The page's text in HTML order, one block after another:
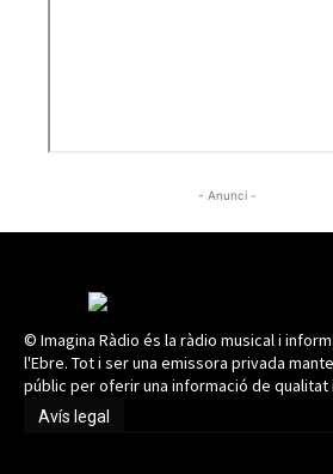
- Anunci -
© Imagina Ràdio és la ràdio musical i
l'Ebre. Tot i ser una emissora privada
públic per oferir una informació de qualitat
Avís legal